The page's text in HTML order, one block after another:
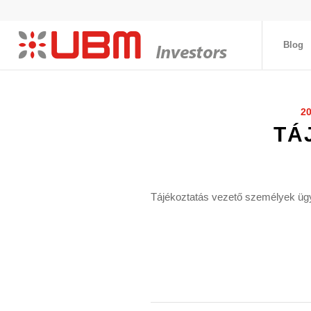
Blog
Tájékoztatás vezető személyek